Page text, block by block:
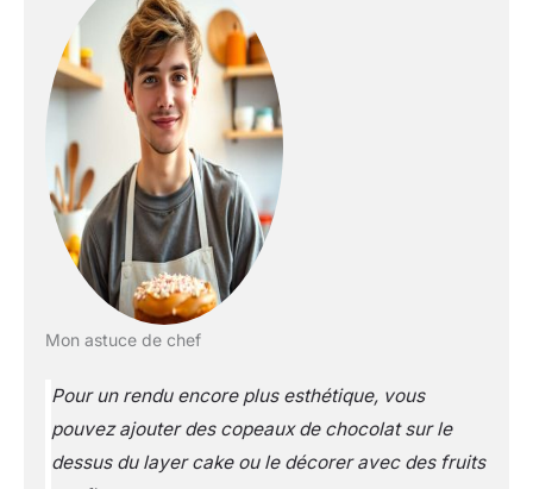
Mon astuce de chef
Pour un rendu encore plus esthétique, vous
pouvez ajouter des copeaux de chocolat sur le
dessus du layer cake ou le décorer avec des fruits